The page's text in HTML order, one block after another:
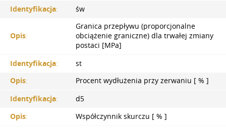
Identyfikacja: św
Opis:
Granica przepływu (proporcjonalne
obciążenie graniczne) dla trwałej zmiany
postaci [MPa]
Identyfikacja:
st
Opis:
Procent wydłużenia przy zerwaniu [ % ]
Identyfikacja:
d5
Opis:
Współczynnik skurczu [ % ]